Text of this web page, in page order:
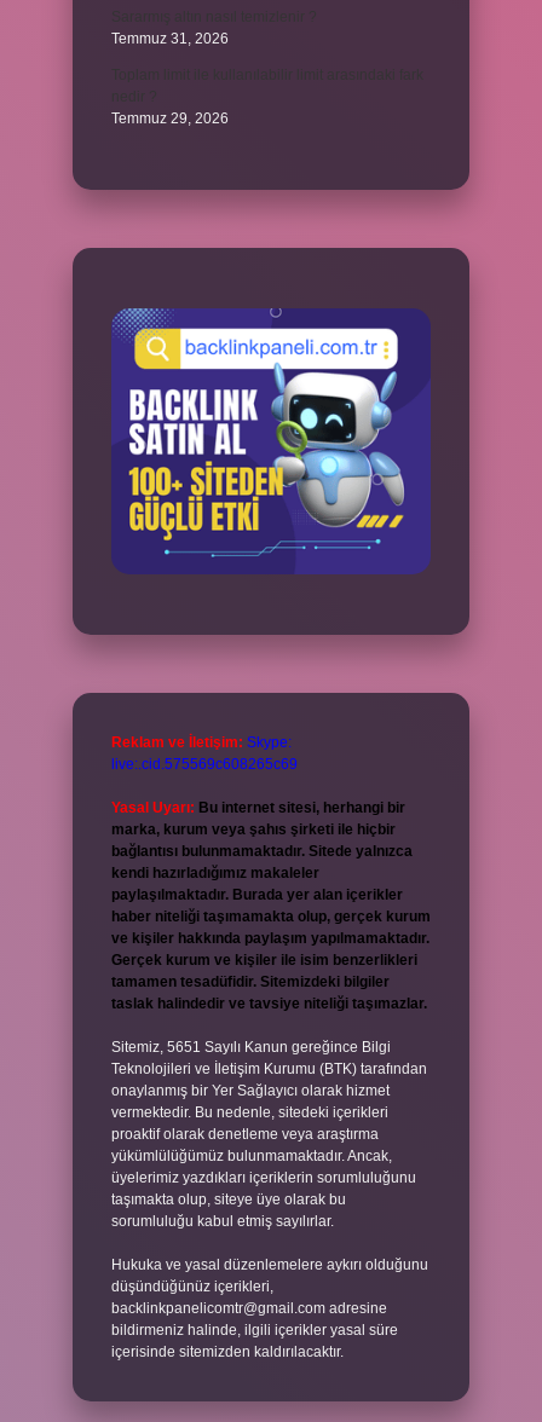
Temmuz 31, 2026
Temmuz 29, 2026
Reklam ve İletişim: Skype:
live:.cid.575569c608265c69
Yasal Uyarı: Bu internet sitesi, herhangi bir
marka, kurum veya şahıs şirketi ile hiçbir
bağlantısı bulunmamaktadır. Sitede yalnızca
kendi hazırladığımız makaleler
paylaşılmaktadır. Burada yer alan içerikler
haber niteliği taşımamakta olup, gerçek kurum
ve kişiler hakkında paylaşım yapılmamaktadır.
Gerçek kurum ve kişiler ile isim benzerlikleri
tamamen tesadüfidir. Sitemizdeki bilgiler
taslak halindedir ve tavsiye niteliği taşımazlar.
Sitemiz, 5651 Sayılı Kanun gereğince Bilgi
Teknolojileri ve İletişim Kurumu (BTK) tarafından
onaylanmış bir Yer Sağlayıcı olarak hizmet
vermektedir. Bu nedenle, sitedeki içerikleri
proaktif olarak denetleme veya araştırma
yükümlülüğümüz bulunmamaktadır. Ancak,
üyelerimiz yazdıkları içeriklerin sorumluluğunu
taşımakta olup, siteye üye olarak bu
sorumluluğu kabul etmiş sayılırlar.
Hukuka ve yasal düzenlemelere aykırı olduğunu
düşündüğünüz içerikleri,
backlinkpanelicomtr@gmail.com adresine
bildirmeniz halinde, ilgili içerikler yasal süre
içerisinde sitemizden kaldırılacaktır.